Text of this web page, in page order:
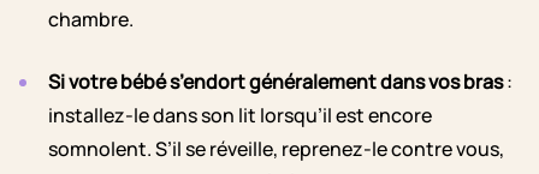
chambre.
Si votre bébé s’endort généralement dans vos bras:
installez-le dans son lit lorsqu’il est encore
somnolent. S’il se réveille, reprenez-le contre vous,